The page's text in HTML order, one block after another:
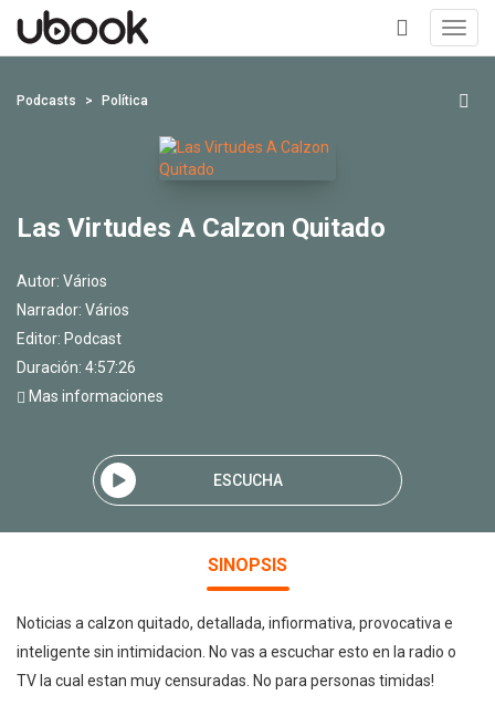
+
Podcasts Política
Las Virtudes A Calzon Quitado
Autor: Vários
Narrador: Vários
Editor: Podcast
Duración: 4:57:26
Mas informaciones
ESCUCHA
SINOPSIS
Noticias a calzon quitado, detallada, infiormativa, provocativa e
inteligente sin intimidacion. No vas a escuchar esto en la radio o
TV la cual estan muy censuradas. No para personas timidas!